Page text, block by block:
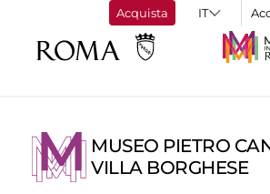
Acquista
MUSEO PIETRO
VILLA BORGHESE